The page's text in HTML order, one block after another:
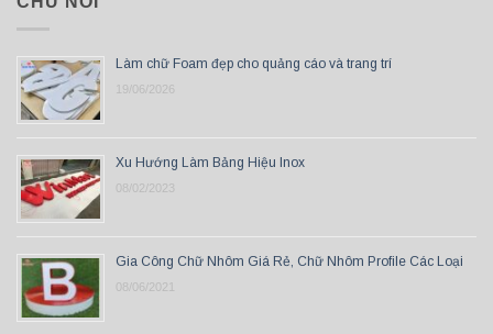
Làm chữ Foam đẹp cho quảng cáo và trang trí
19/06/2026
Xu Hướng Làm Bảng Hiệu Inox
08/02/2023
Gia Công Chữ Nhôm Giá Rẻ, Chữ Nhôm Profile Các Loại
08/06/2021